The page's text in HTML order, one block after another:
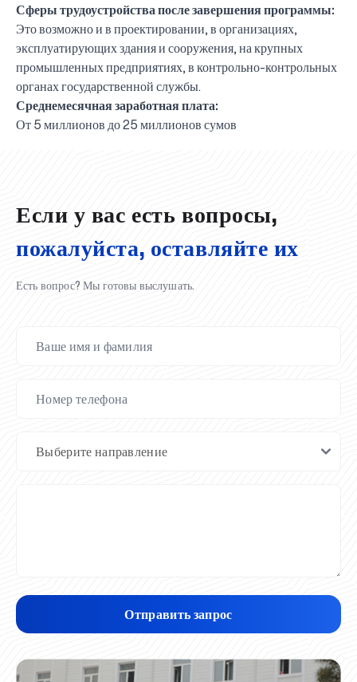
Сферы трудоустройства после завершения программы:
Это возможно и в проектировании, в организациях,
эксплуатирующих здания и сооружения, на крупных
промышленных предприятиях, в контрольно-контрольных
органах государственной службы.
Среднемесячная заработная плата:
От 5 миллионов до 25 миллионов сумов
UBS professori "Yangi O‘zbekiston yosh olimlari"
qatoridan joy oldi!
Вышел новый номер нашей любимой газеты «UBS
Xabarnomasi»!
Анализ деятельности UBS и планы на перспективу
Преподаватели UBS повысили квалификацию в
Кыргызстане
Вперёд к победе, Узбекистан!
НАЗНАЧЕНИЕ
UBS в средствах массовой информации
UBS и выпускники университета удостоены наград
хокимията области
Хотите вывести изучение языка на новый уровень?
Inson kapitaliga yo‘naltirilgan investitsiya — Yangi
O‘zbekiston taraqqiyotining eng muhim tayanchi
Если у вас есть вопросы,
пожалуйста, оставляйте их
Есть вопрос? Мы готовы выслушать.
Отправить запрос